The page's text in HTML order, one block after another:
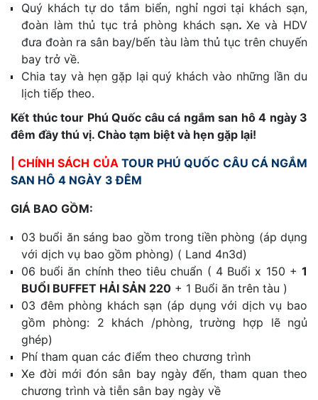
Quý khách tự do tắm biển, nghỉ ngơi tại khách sạn,
đoàn làm thủ tục trả phòng khách sạn. Xe và HDV
đưa đoàn ra sân bay/bến tàu làm thủ tục trên chuyến
bay trở về.
Chia tay và hẹn gặp lại quý khách vào những lần du
lịch tiếp theo.
Kết thúc tour Phú Quốc câu cá ngắm san hô 4 ngày 3
đêm đầy thú vị. Chào tạm biệt và hẹn gặp lại!
| CHÍNH SÁCH CỦATOUR PHÚ QUỐC CÂU CÁ NGẮM
SAN HÔ 4 NGÀY 3 ĐÊM
GIÁ BAO GỒM:
03 buổi ăn sáng bao gồm trong tiền phòng (áp dụng
với dịch vụ bao gồm phòng) ( Land 4n3d)
06 buổi ăn chính theo tiêu chuẩn ( 4 Buổi x 150 + 1
BUỔI BUFFET HẢI SẢN 220 + 1 Buổi ăn trên tàu )
03 đêm phòng khách sạn (áp dụng với dịch vụ bao
gồm phòng: 2 khách /phòng, trường hợp lẽ ngủ
ghép)
Phí tham quan các điểm theo chương trình
Xe đời mới đón sân bay ngày đến, tham quan theo
chương trình và tiễn sân bay ngày về